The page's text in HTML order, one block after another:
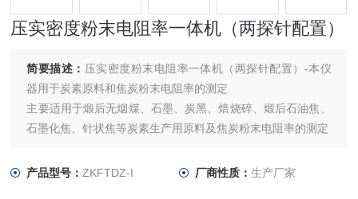
压实密度粉末电阻率一体机（两探针配置）
简要描述： 压实密度粉末电阻率一体机（两探针配置）-本仪
器用于炭素原料和焦炭粉末电阻率的测定
主要适用于煅后无烟煤、石墨、炭黑、焙烧碎、煅后石油焦、
石墨化焦、针状焦等炭素生产用原料及焦炭粉末电阻率的测定
产品型号：ZKFTDZ-I 厂商性质： 生产厂家